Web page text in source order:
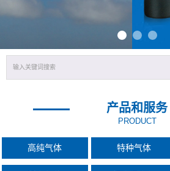
产品和服务
PRODUCT
高纯气体 特种气体